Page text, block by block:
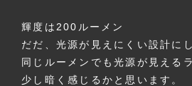
輝度は200ルーメン
だだ、光源が見えにくい設計に
同じルーメンでも光源が見える
少し暗く感じるかと思います。